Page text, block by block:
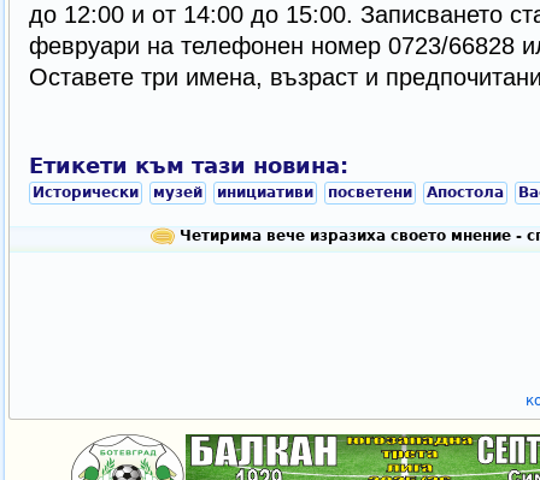
до 12:00 и от 14:00 до 15:00. Записването
февруари на телефонен номер 0723/66828
Оставете три имена, възраст и
Етикети към тази новина:
Исторически музей инициативи посветени Апостола
Четирима вече изразиха своето мнение -